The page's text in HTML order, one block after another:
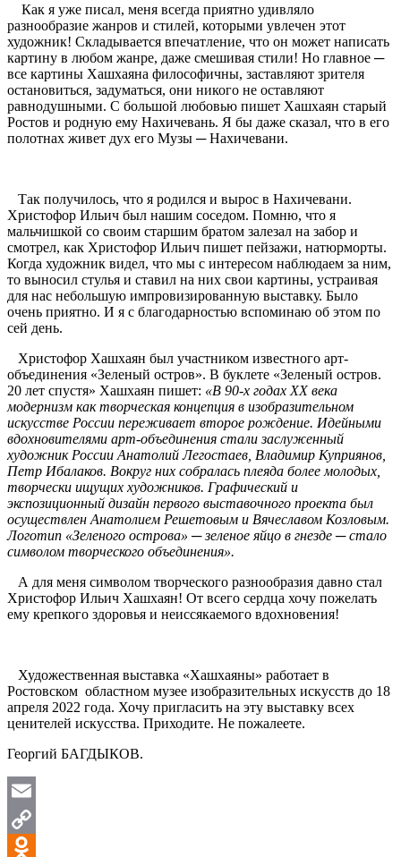
Как я уже писал, меня всегда приятно удивляло
разнообразие жанров и стилей, которыми увлечен этот
художник! Складывается впечатление, что он может написать
картину в любом жанре, даже смешивая стили! Но главное ─
все картины Хашхаяна философичны, заставляют зрителя
остановиться, задуматься, они никого не оставляют
равнодушными. С большой любовью пишет Хашхаян старый
Ростов и родную ему Нахичевань. Я бы даже сказал, что в его
полотнах живет дух его Музы ─ Нахичевани.
Так получилось, что я родился и вырос в Нахичевани.
Христофор Ильич был нашим соседом. Помню, что я
мальчишкой со своим старшим братом залезал на забор и
смотрел, как Христофор Ильич пишет пейзажи, натюрморты.
Когда художник видел, что мы с интересом наблюдаем за ним,
то выносил стулья и ставил на них свои картины, устраивая
для нас небольшую импровизированную выставку. Было
очень приятно. И я с благодарностью вспоминаю об этом по
сей день.
Христофор Хашхаян был участником известного арт-
объединения «Зеленый остров». В буклете «Зеленый остров.
20 лет спустя» Хашхаян пишет: «В 90-х годах XX века
модернизм как творческая концепция в изобразительном
искусстве России переживает второе рождение. Идейными
вдохновителями арт-объединения стали заслуженный
художник России Анатолий Легостаев, Владимир Куприянов,
Петр Ибалаков. Вокруг них собралась плеяда более молодых,
творчески ищущих художников. Графический и
экспозиционный дизайн первого выставочного проекта был
осуществлен Анатолием Решетовым и Вячеславом Козловым.
Логотип «Зеленого острова» ─ зеленое яйцо в гнезде ─ стало
символом творческого объединения».
А для меня символом творческого разнообразия давно стал
Христофор Ильич Хашхаян! От всего сердца хочу пожелать
ему крепкого здоровья и неиссякаемого вдохновения!
Художественная выставка «Хашхаяны» работает в
Ростовском областном музее изобразительных искусств до 18
апреля 2022 года. Хочу пригласить на эту выставку всех
ценителей искусства. Приходите. Не пожалеете.
Георгий БАГДЫКОВ.
Email
Copy